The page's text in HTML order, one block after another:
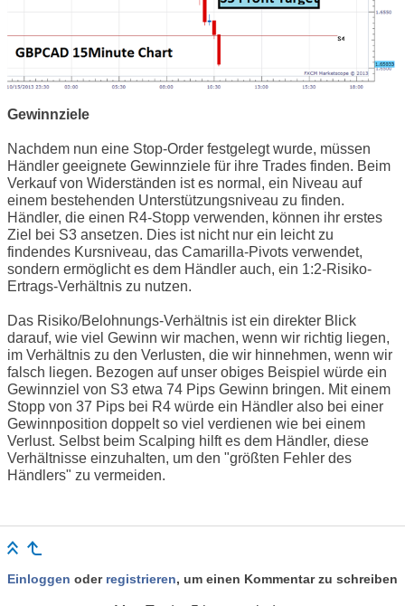
Gewinnziele
Nachdem nun eine Stop-Order festgelegt wurde, müssen
Händler geeignete Gewinnziele für ihre Trades finden. Beim
Verkauf von Widerständen ist es normal, ein Niveau auf
einem bestehenden Unterstützungsniveau zu finden.
Händler, die einen R4-Stopp verwenden, können ihr erstes
Ziel bei S3 ansetzen. Dies ist nicht nur ein leicht zu
findendes Kursniveau, das Camarilla-Pivots verwendet,
sondern ermöglicht es dem Händler auch, ein 1:2-Risiko-
Ertrags-Verhältnis zu nutzen.
Das Risiko/Belohnungs-Verhältnis ist ein direkter Blick
darauf, wie viel Gewinn wir machen, wenn wir richtig liegen,
im Verhältnis zu den Verlusten, die wir hinnehmen, wenn wir
falsch liegen. Bezogen auf unser obiges Beispiel würde ein
Gewinnziel von S3 etwa 74 Pips Gewinn bringen. Mit einem
Stopp von 37 Pips bei R4 würde ein Händler also bei einer
Gewinnposition doppelt so viel verdienen wie bei einem
Verlust. Selbst beim Scalping hilft es dem Händler, diese
Verhältnisse einzuhalten, um den "größten Fehler des
Händlers" zu vermeiden.
Einloggen oder registrieren, um einen Kommentar zu schreiben